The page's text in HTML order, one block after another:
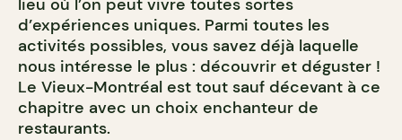
lieu où l’on peut vivre toutes sortes
d’expériences uniques. Parmi toutes les
activités possibles, vous savez déjà laquelle
nous intéresse le plus : découvrir et déguster !
Le Vieux-Montréal est tout sauf décevant à ce
chapitre avec un choix enchanteur de
restaurants.